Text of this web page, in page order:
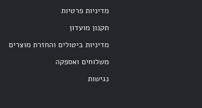
מדיניות פרטיות
תקנון מועדון
מדיניות ביטולים והחזרת מוצרים
משלוחים ואספקה
נגישות